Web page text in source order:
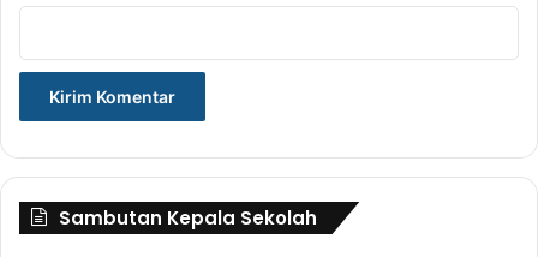
Sambutan Kepala Sekolah